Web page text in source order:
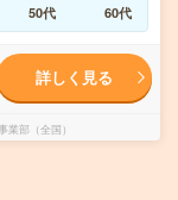
50代 60代
詳しく見る
部（全国）